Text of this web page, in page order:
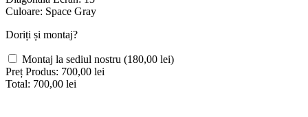
Culoare: Space Gray
Doriți și montaj?
Montaj la sediul nostru (180,00 lei)
Preț Produs: 700,00 lei
Total: 700,00 lei